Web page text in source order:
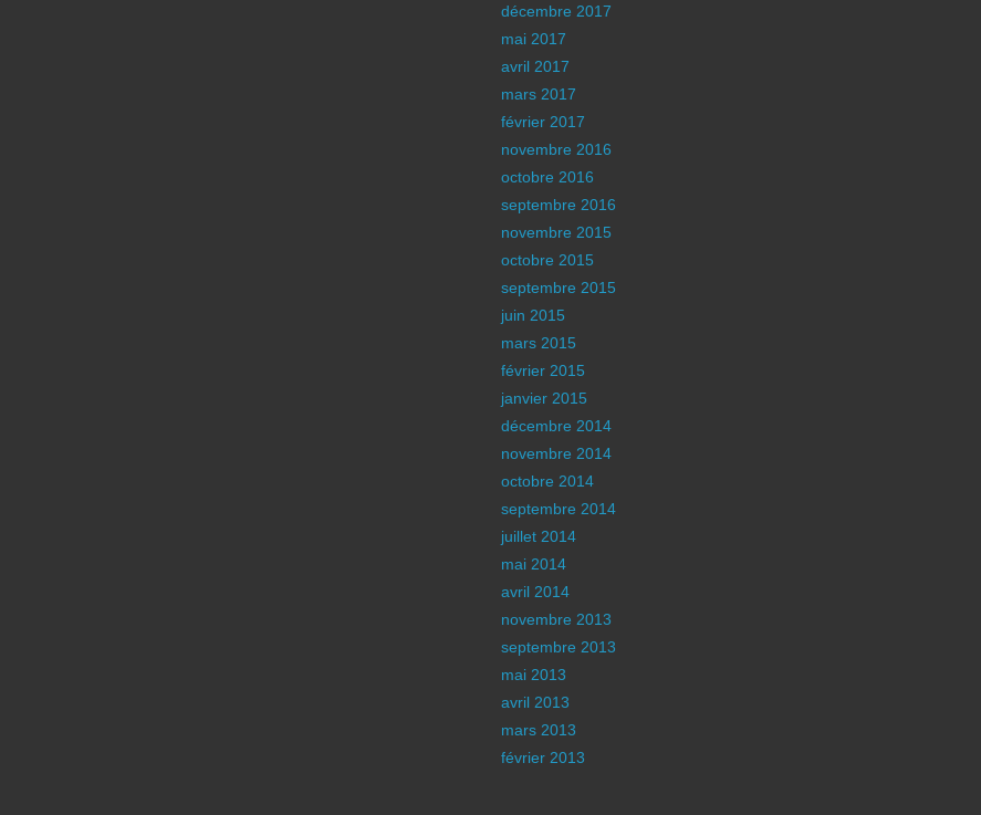
décembre 2017
mai 2017
avril 2017
mars 2017
février 2017
novembre 2016
octobre 2016
septembre 2016
novembre 2015
octobre 2015
septembre 2015
juin 2015
mars 2015
février 2015
janvier 2015
décembre 2014
novembre 2014
octobre 2014
septembre 2014
juillet 2014
mai 2014
avril 2014
novembre 2013
septembre 2013
mai 2013
avril 2013
mars 2013
février 2013